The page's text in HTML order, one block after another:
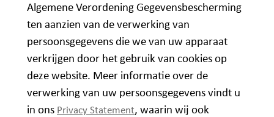
Algemene Verordening Gegevensbescherming
ten aanzien van de verwerking van
persoonsgegevens die we van uw apparaat
verkrijgen door het gebruik van cookies op
deze website. Meer informatie over de
verwerking van uw persoonsgegevens vindt u
in ons Privacy Statement, waarin wij ook